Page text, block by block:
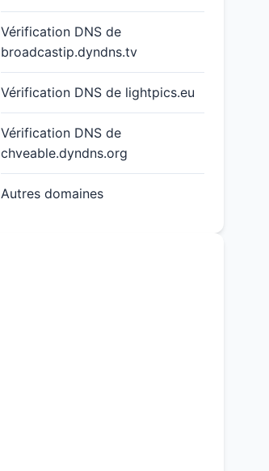
Vérification DNS de
broadcastip.dyndns.tv
Vérification DNS de lightpics.eu
Vérification DNS de
chveable.dyndns.org
Autres domaines